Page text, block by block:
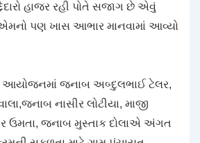
હાજર રહી પોતે સજાગ છે એવું
પણ ખાસ આભાર માનવામાં આવ્યો
આયોજનમાં જનાબ અબ્દુલભાઈ ટેલર,
નાસીર લોટીયા, માજી
ઉમતા, જનાબ મુસ્તાક દોલાએ અંગત